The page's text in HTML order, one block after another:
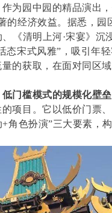
为园中园的精品演出
的经济效益。据悉，园
《清明上河·宋宴》沉
态宋式风雅”，吸引年
的获取，在面对同区
门槛模式的规模化壁垒
项目。它以低价门票、
角色扮演”三大要素，